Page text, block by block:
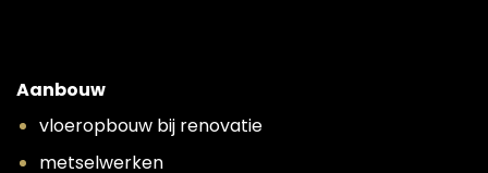
Aanbouw
vloeropbouw bij renovatie
metselwerken